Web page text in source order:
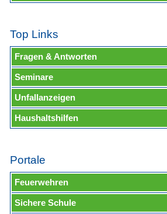
Top Links
Fragen & Antworten
Seminare
Unfallanzeigen
Haushaltshilfen
Portale
Feuerwehren
Sichere Schule